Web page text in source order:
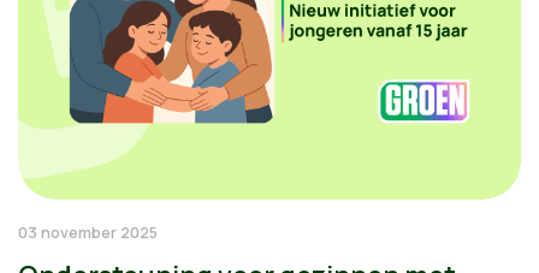
03 november 2025